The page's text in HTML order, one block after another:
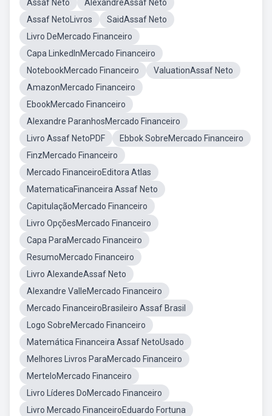
Assaf Neto
AlexandreAssaf Neto
Assaf NetoLivros
SaidAssaf Neto
Livro DeMercado Financeiro
Capa LinkedInMercado Financeiro
NotebookMercado Financeiro
ValuationAssaf Neto
AmazonMercado Financeiro
EbookMercado Financeiro
Alexandre ParanhosMercado Financeiro
Livro Assaf NetoPDF
Ebbok SobreMercado Financeiro
FinzMercado Financeiro
Mercado FinanceiroEditora Atlas
MatematicaFinanceira Assaf Neto
CapitulaçãoMercado Financeiro
Livro OpçõesMercado Financeiro
Capa ParaMercado Financeiro
ResumoMercado Financeiro
Livro AlexandeAssaf Neto
Alexandre ValleMercado Financeiro
Mercado FinanceiroBrasileiro Assaf Brasil
Logo SobreMercado Financeiro
Matemática Financeira Assaf NetoUsado
Melhores Livros ParaMercado Financeiro
MerteloMercado Financeiro
Livro Líderes DoMercado Financeiro
Livro Mercado FinanceiroEduardo Fortuna